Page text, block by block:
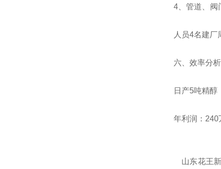
4、管道、阀
人员4名建厂
六、效率
日产5吨精醇
年利润： 240
山东花王